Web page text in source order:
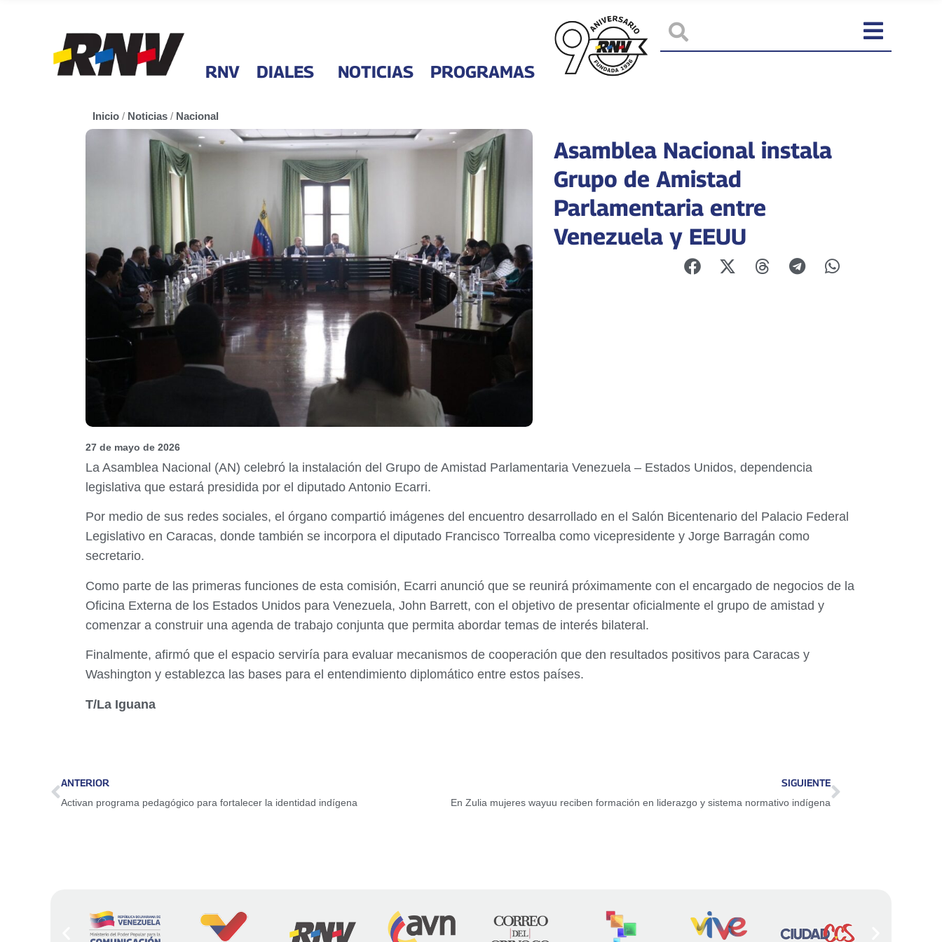
RNV DIALES NOTICIAS PROGRAMAS
Inicio / Noticias / Nacional
Asamblea Nacional instala
Grupo de Amistad
Parlamentaria entre
Venezuela y EEUU
27 de mayo de 2026
La Asamblea Nacional (AN) celebró la instalación del Grupo de Amistad Parlamentaria Venezuela – Estados Unidos, dependencia
legislativa que estará presidida por el diputado Antonio Ecarri.
Por medio de sus redes sociales, el órgano compartió imágenes del encuentro desarrollado en el Salón Bicentenario del Palacio Federal
Legislativo en Caracas, donde también se incorpora el diputado Francisco Torrealba como vicepresidente y Jorge Barragán como
secretario.
Como parte de las primeras funciones de esta comisión, Ecarri anunció que se reunirá próximamente con el encargado de negocios de la
Oficina Externa de los Estados Unidos para Venezuela, John Barrett, con el objetivo de presentar oficialmente el grupo de amistad y
comenzar a construir una agenda de trabajo conjunta que permita abordar temas de interés bilateral.
Finalmente, afirmó que el espacio serviría para evaluar mecanismos de cooperación que den resultados positivos para Caracas y
Washington y establezca las bases para el entendimiento diplomático entre estos países.
T/La Iguana
ANTERIOR
Activan programa pedagógico para fortalecer la identidad indígena
SIGUIENTE
En Zulia mujeres wayuu reciben formación en liderazgo y sistema normativo indígena